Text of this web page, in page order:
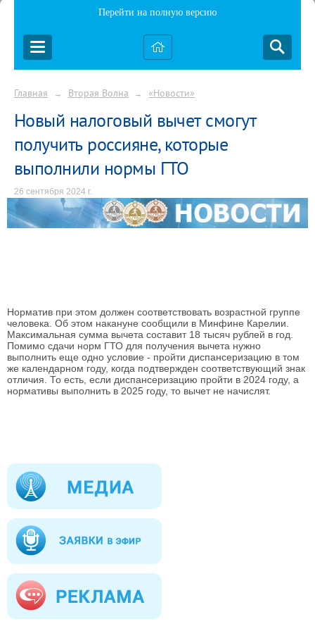
Перейти на полную версию
Главная → Вторая Волна → «Новости»
Новый налоговый вычет смогут
получить россияне, которые
выполнили нормы ГТО
26 сентября 2024 г.
Норматив при этом должен соответствовать возрастной группе
человека. Об этом накануне сообщили в Минфине Карелии.
Максимальная сумма вычета составит 18 тысяч рублей в год.
Помимо сдачи норм ГТО для получения вычета нужно
выполнить еще одно условие - пройти диспансеризацию в том
же календарном году, когда подтвержден соответствующий знак
отличия. То есть, если диспансеризацию пройти в 2024 году, а
нормативы выполнить в 2025 году, то вычет не начислят.